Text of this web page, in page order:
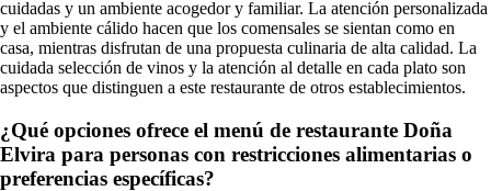
cuidadas y un ambiente acogedor y familiar. La atención personalizada
y el ambiente cálido hacen que los comensales se sientan como en
casa, mientras disfrutan de una propuesta culinaria de alta calidad. La
cuidada selección de vinos y la atención al detalle en cada plato son
aspectos que distinguen a este restaurante de otros establecimientos.
¿Qué opciones ofrece el menú de restaurante Doña
Elvira para personas con restricciones alimentarias o
preferencias específicas?